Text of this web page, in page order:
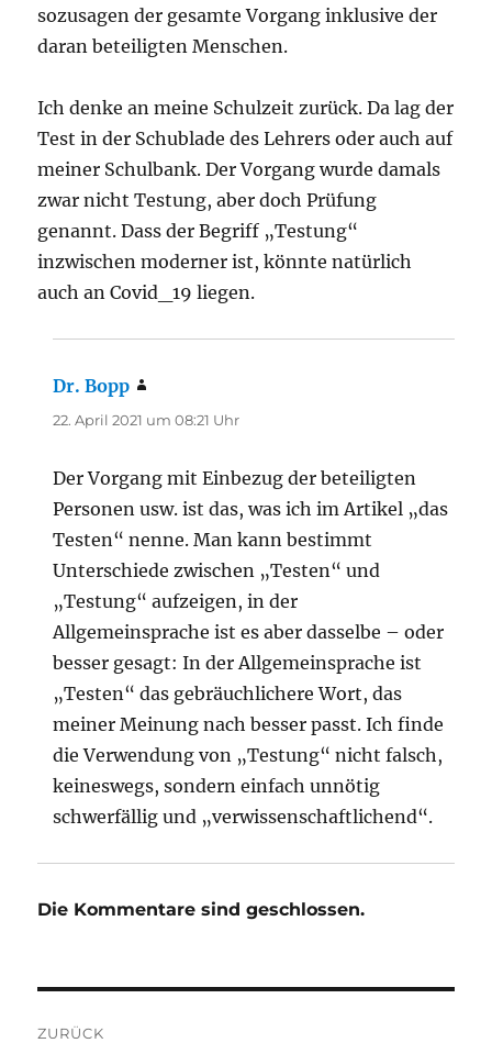
sozusagen der gesamte Vorgang inklusive der
daran beteiligten Menschen.
Ich denke an meine Schulzeit zurück. Da lag der
Test in der Schublade des Lehrers oder auch auf
meiner Schulbank. Der Vorgang wurde damals
zwar nicht Testung, aber doch Prüfung
genannt. Dass der Begriff „Testung“
inzwischen moderner ist, könnte natürlich
auch an Covid_19 liegen.
Dr. Bopp
22. April 2021 um 08:21 Uhr
Der Vorgang mit Einbezug der beteiligten
Personen usw. ist das, was ich im Artikel „das
Testen“ nenne. Man kann bestimmt
Unterschiede zwischen „Testen“ und
„Testung“ aufzeigen, in der
Allgemeinsprache ist es aber dasselbe – oder
besser gesagt: In der Allgemeinsprache ist
„Testen“ das gebräuchlichere Wort, das
meiner Meinung nach besser passt. Ich finde
die Verwendung von „Testung“ nicht falsch,
keineswegs, sondern einfach unnötig
schwerfällig und „verwissenschaftlichend“.
Die Kommentare sind geschlossen.
ZURÜCK